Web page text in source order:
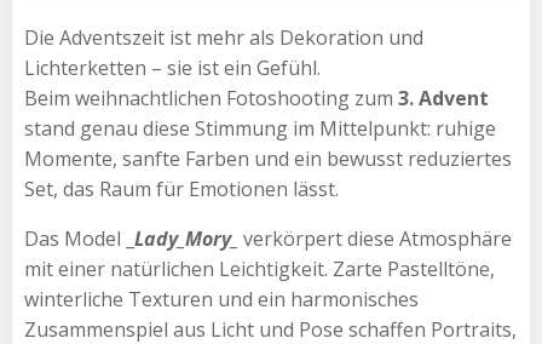
Die Adventszeit ist mehr als Dekoration und
Lichterketten – sie ist ein Gefühl.
Beim weihnachtlichen Fotoshooting zum 3. Advent
stand genau diese Stimmung im Mittelpunkt: ruhige
Momente, sanfte Farben und ein bewusst reduziertes
Set, das Raum für Emotionen lässt.
Das Model _ Lady_Mory_ verkörpert diese Atmosphäre
mit einer natürlichen Leichtigkeit. Zarte Pastelltöne,
winterliche Texturen und ein harmonisches
Zusammenspiel aus Licht und Pose schaffen Portraits,